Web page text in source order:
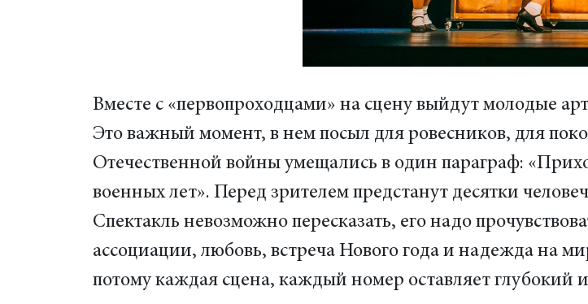
Вместе с «первопроходцами» на сцену выйдут молодые
Это важный момент, в нем посыл для ровесников, для
Отечественной войны умещались в один параграф:
военных лет». Перед зрителем предстанут десятки
Спектакль невозможно пересказать, его надо
ассоциации, любовь, встреча Нового года и надежда на
потому каждая сцена, каждый номер оставляет глубокий